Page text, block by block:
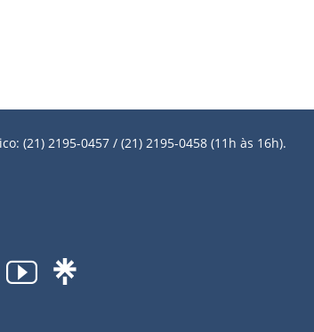
(21) 2195-0457 / (21) 2195-0458 (11h às 16h).